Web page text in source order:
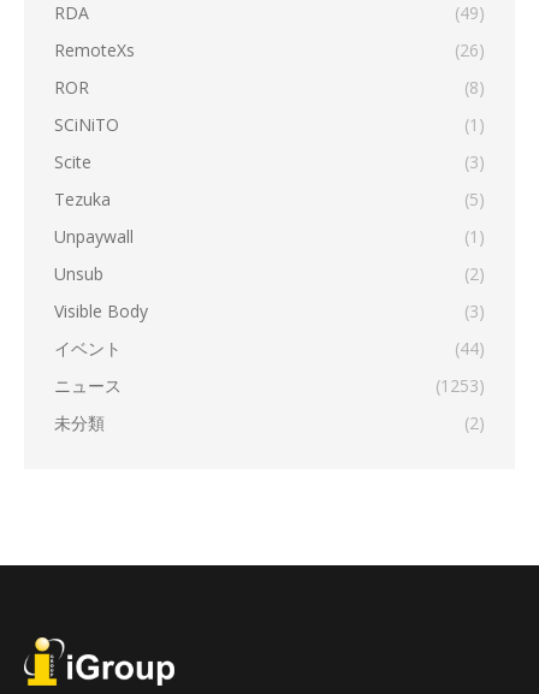
RDA
(49)
RemoteXs
(26)
ROR
(8)
SCiNiTO
(1)
Scite
(3)
Tezuka
(5)
Unpaywall
(1)
Unsub
(2)
Visible Body
(3)
イベント
(44)
ニュース
(1253)
未分類
(2)